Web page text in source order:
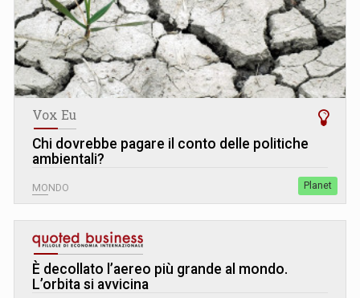
Vox Eu
Chi dovrebbe pagare il conto delle politiche
ambientali?
MONDO Planet
È decollato l’aereo più grande al mondo.
L’orbita si avvicina